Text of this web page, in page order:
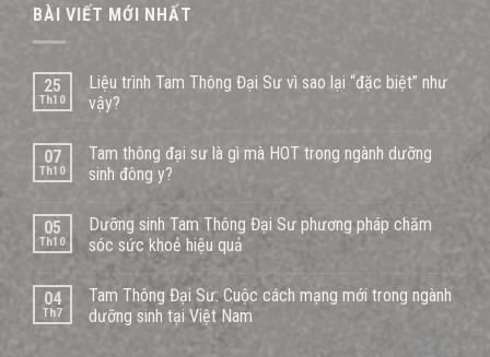
BÀI VIẾT MỚI NHẤT
25
Th10
Liệu trình Tam Thông Đại Sư vì sao lại “đặc biệt” như
vậy?
07
Th10
Tam thông đại sư là gì mà HOT trong ngành dưỡng
sinh đông y?
05
Th10
Dưỡng sinh Tam Thông Đại Sư phương pháp chăm
sóc sức khoẻ hiệu quả
04
Th7
Tam Thông Đại Sư: Cuộc cách mạng mới trong ngành
dưỡng sinh tại Việt Nam